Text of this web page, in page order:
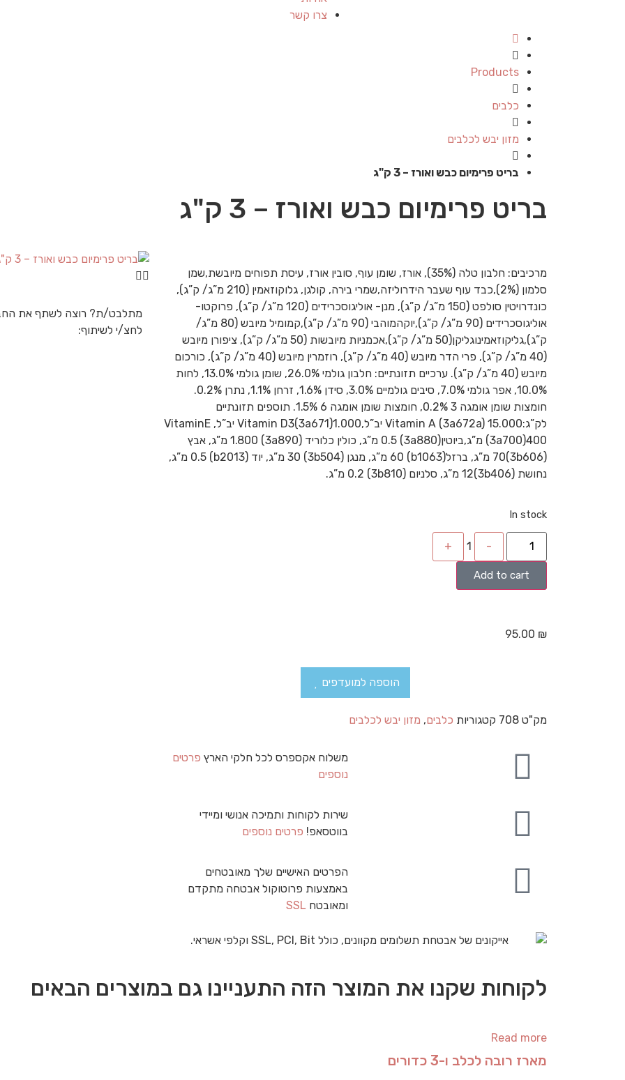
צרו קשר
Products
כלבים
מזון יבש לכלבים
בריט פרימיום כבש ואורז – 3 ק"ג
בריט פרימיום כבש ואורז – 3 ק"ג
מרכיבים: חלבון טלה (35%), אורז, שומן עוף, סובין אורז, עיסת תפוחים מיובשת,שמן
סלמון (2%),כבד עוף שעבר הידרוליזה,שמרי בירה, קולגן, גלוקוזאמין (210 מ”ג/ ק”ג),
כונדרויטין סולפט (150 מ”ג/ ק”ג), מנן- אוליגוסכרידים (120 מ”ג/ ק”ג), פרוקטו-
אוליגוסכרידים (90 מ”ג/ ק”ג),יוקהמוהבי (90 מ”ג/ ק”ג),קמומיל מיובש (80 מ”ג/
ק”ג),גליקוזאמינוגליקן(50 מ”ג/ ק”ג),אכמניות מיובשות (50 מ”ג/ ק”ג), ציפורן מיובש
(40 מ”ג/ ק”ג), פרי הדר מיובש (40 מ”ג/ ק”ג), רוזמרין מיובש (40 מ”ג/ ק”ג), כורכום
מיובש (40 מ”ג/ ק”ג). ערכיים תזונתיים: חלבון גולמי 26.0%, שומן גולמי 13.0%, לחות
10.0%, אפר גולמי 7.0%, סיבים גולמיים 3.0%, סידן 1.6%, זרחן 1.1%, נתרן 0.2%.
חומצות שומן אומגה 3 0.2%, חומצות שומן אומגה 6 1.5%. תוספים תזונתיים
לק”ג:Vitamin A (3a672a) 15.000 יב”ל,Vitamin D3(3a671)1.000 יב”ל, VitaminE
(3a700)400 מ”ג,ביוטין(3a880) 0.5 מ”ג, כולין כלוריד (3a890) 1.800 מ”ג, אבץ
(3b606)70 מ”ג, ברזל(b1063) 60 מ”ג, מנגן (3b504) 30 מ”ג, יוד (b2013) 0.5 מ”ג,
נחושת (3b406)12 מ”ג, סלניום (3b810) 0.2 מ”ג.
In stock
-
1
+
Add to cart
95.00 ₪
הוספה למועדפים
מק"ט 708 קטגוריות כלבים, מזון יבש לכלבים
משלוח אקספרס לכל חלקי הארץ פרטים
נוספים
שירות לקוחות ותמיכה אנושי ומיידי
בווטסאפ! פרטים נוספים
הפרטים האישיים שלך מאובטחים
באמצעות פרוטוקול אבטחה מתקדם
ומאובטח SSL
מתלבט/ת? רוצה לשתף את
לחצ/י לשיתוף:
לקוחות שקנו את המוצר הזה התעניינו גם במוצרים הבאים
Read more
מארז רובה לכלב ו-3 כדורים